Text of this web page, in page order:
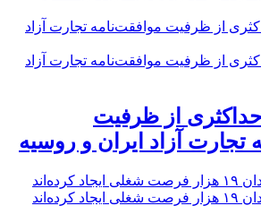
از ظرفیت
تجارت آزاد ایران و روسیه